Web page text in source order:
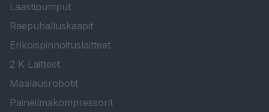
Laastipumput
Raepuhalluskaapit
Erikoispinnoituslaitteet
2 K Laitteet
Maalausrobotit
Paineilmakompressorit